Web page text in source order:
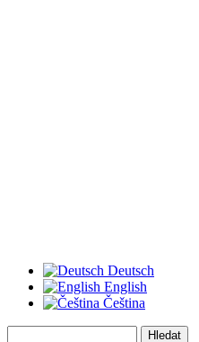
Deutsch
English
Čeština